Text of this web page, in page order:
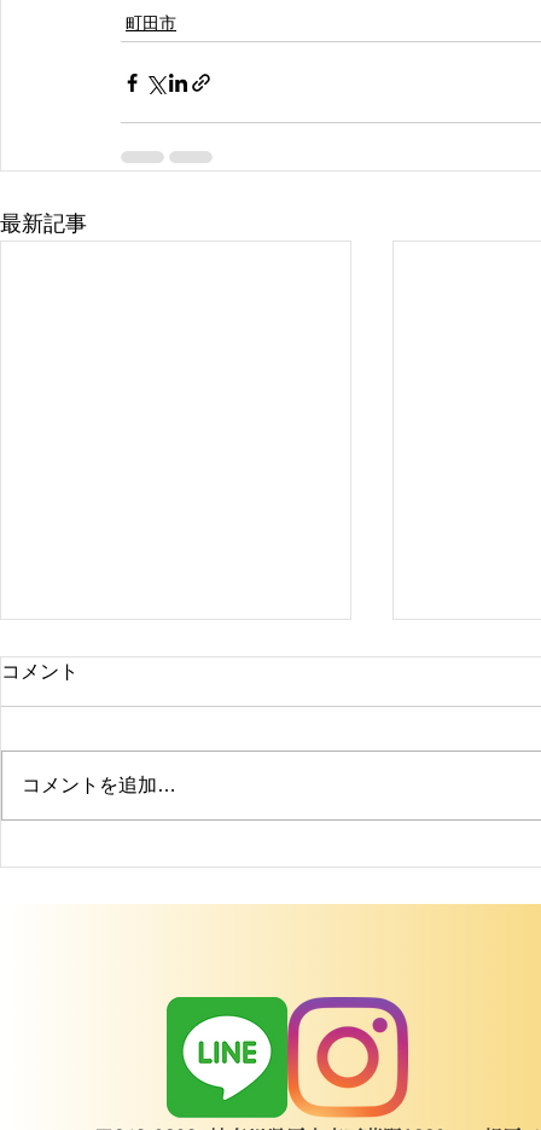
町田市
最新記事
町田市 O様邸 施工事例 町田市 M様
コメント
コメントを追加…